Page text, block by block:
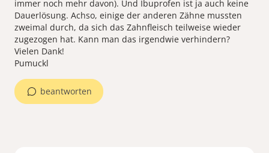
immer noch mehr davon). Und Ibuprofen ist ja auch keine
Dauerlösung. Achso, einige der anderen Zähne mussten
zweimal durch, da sich das Zahnfleisch teilweise wieder
zugezogen hat. Kann man das irgendwie verhindern?
Vielen Dank!
Pumuckl
beantworten